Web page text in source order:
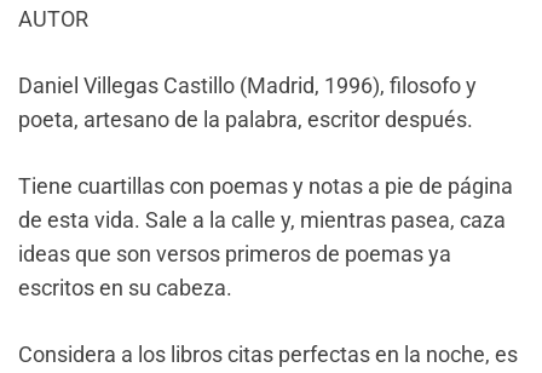
AUTOR
Daniel Villegas Castillo (Madrid, 1996), filosofo y
poeta, artesano de la palabra, escritor después.
Tiene cuartillas con poemas y notas a pie de página
de esta vida. Sale a la calle y, mientras pasea, caza
ideas que son versos primeros de poemas ya
escritos en su cabeza.
Considera a los libros citas perfectas en la noche, es